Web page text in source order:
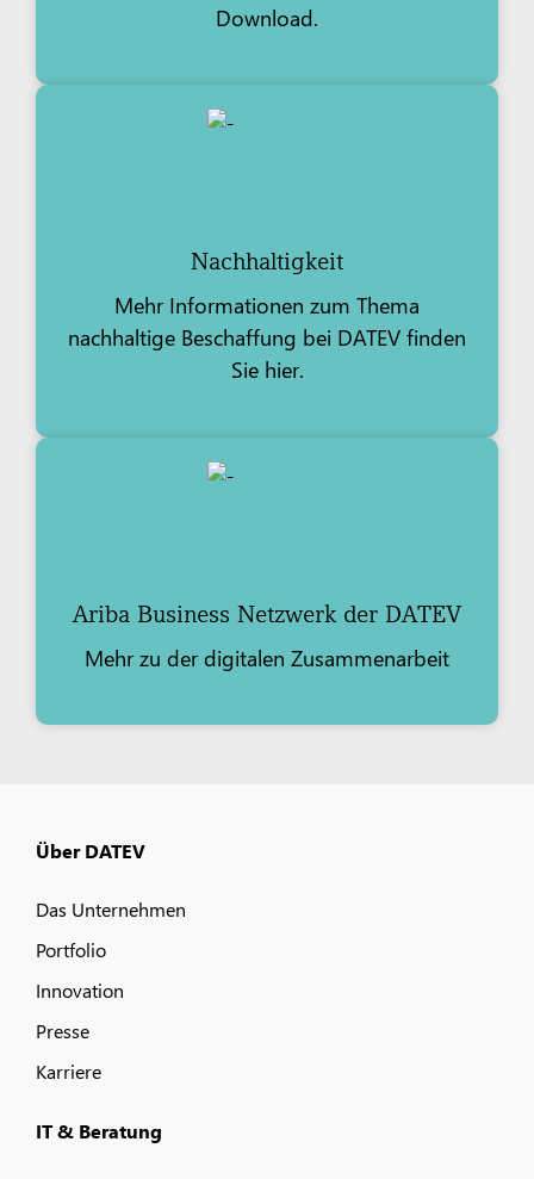
Download.
Nachhaltigkeit
Mehr Informationen zum Thema
nachhaltige Beschaffung bei DATEV finden
Sie hier.
Ariba Business Netzwerk der DATEV
Mehr zu der digitalen Zusammenarbeit
Über DATEV
Das Unternehmen
Portfolio
Innovation
Presse
Karriere
IT & Beratung